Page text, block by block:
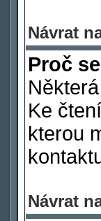
Návrat
Proč
Ke
kterou
Návrat